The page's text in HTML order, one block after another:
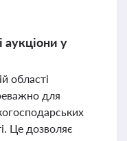
аукціони у
області
для
Це дозволяє